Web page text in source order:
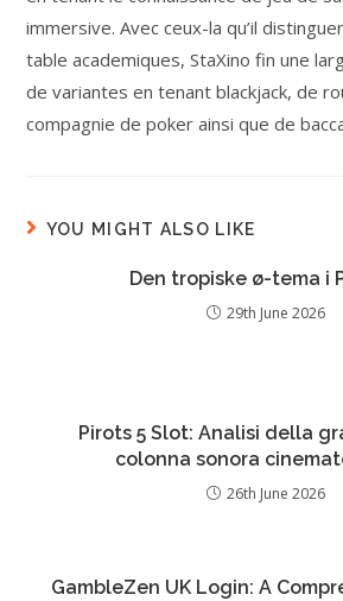
immersive. Avec ceux-la qu’il
table academiques, StaXino fin une
de variantes en tenant blackjack, de
compagnie de poker ainsi que de
YOU MIGHT ALSO LIKE
Den tropiske ø-tema i
29th June 2026
Pirots 5 Slot: Analisi della
colonna sonora
26th June 2026
GambleZen UK Login: A